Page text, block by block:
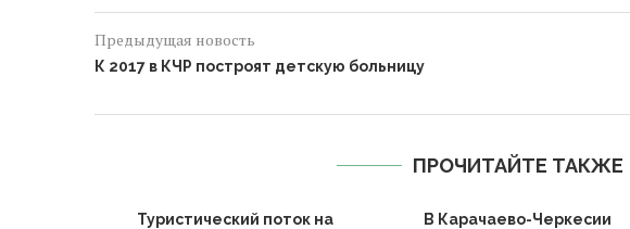
Предыдущая новость
К 2017 в КЧР построят детскую больницу
ПРОЧИТАЙТЕ ТАКЖЕ
Туристический поток на
В Карачаево-Черкесии